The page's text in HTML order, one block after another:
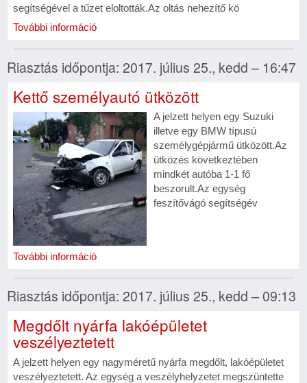
segítségével a tűzet eloltották.Az oltás nehezítő kö
További információ
Riasztás időpontja: 2017. július 25., kedd – 16:47
Kettő személyautó ütközött
A jelzett helyen egy Suzuki
illetve egy BMW típusú
személygépjármű ütközött.Az
ütközés következtében
mindkét autóba 1-1 fő
beszorult.Az egység
feszítővágó segítségév
További információ
Riasztás időpontja: 2017. július 25., kedd – 09:13
Megdőlt nyárfa lakóépületet
veszélyeztetett
A jelzett helyen egy nagyméretű nyárfa megdőlt, lakóépületet
veszélyeztetett. Az egység a veszélyhelyzetet megszüntette